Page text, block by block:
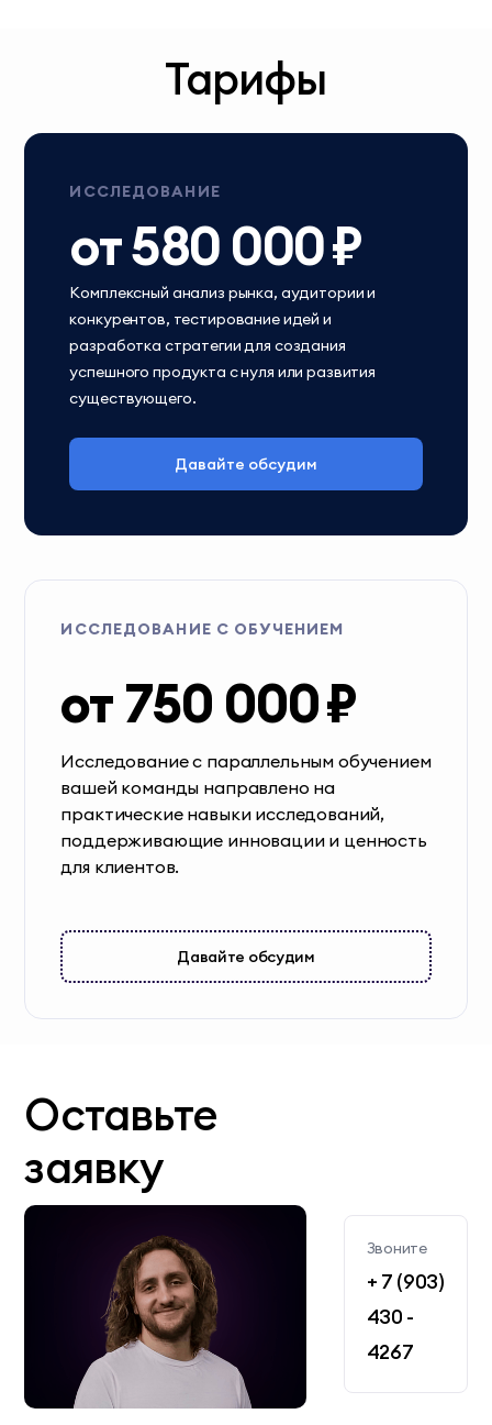
Тарифы
ИССЛЕДОВАНИЕ
от 580 000 ₽
Комплексный анализ рынка, аудитории и
конкурентов, тестирование идей и
разработка стратегии для создания
успешного продукта с нуля или развития
существующего.
Давайте обсудим
ИССЛЕДОВАНИЕ С ОБУЧЕНИЕМ
от 750 000 ₽
Исследование с параллельным обучением
вашей команды направлено на
практические навыки исследований,
поддерживающие инновации и ценность
для клиентов.
Давайте обсудим
Оставьте
заявку
Звоните
+ 7 (903)
430 -
4267